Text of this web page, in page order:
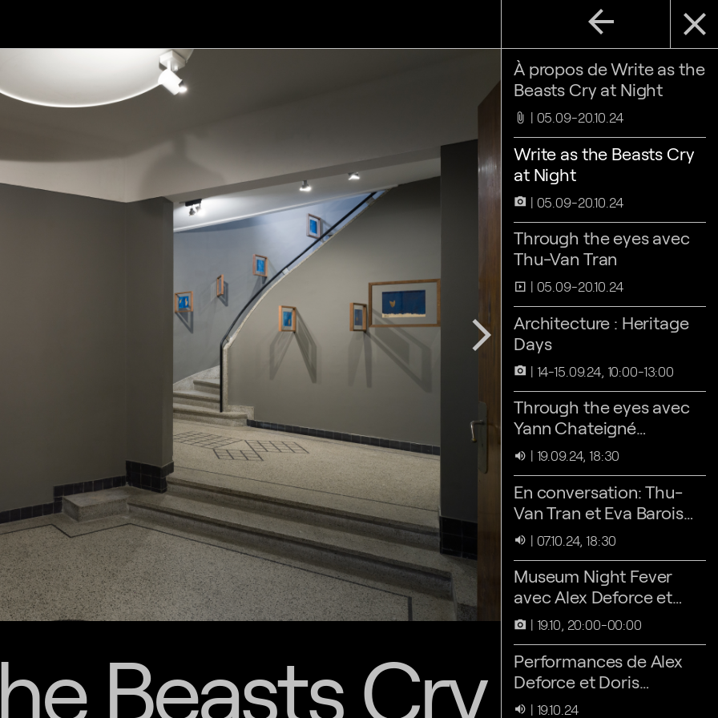
close
arrow_back
À propos de Write as the
Beasts Cry at Night
attach_file 05.09-20.10.24
Write as the Beasts Cry
at Night
camera_alt 05.09-20.10.24
Through the eyes avec
Thu-Van Tran
slideshow 05.09-20.10.24
Architecture : Heritage
Days
camera_alt 14-15.09.24, 10:00-13:00
Through the eyes avec
Yann Chateigné
Tytelman
volume_up 19.09.24, 18:30
En conversation: Thu-
Van Tran et Eva Barois
de Caevel
volume_up 07.10.24, 18:30
Museum Night Fever
avec Alex Deforce et
Doris Hardeman
camera_alt 19.10, 20:00-00:00
Performances de Alex
Deforce et Doris
Hardeman
volume_up 19.10.24
arrow_forward_ios
Beasts Cry